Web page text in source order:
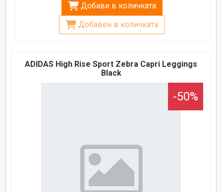
Добави в количката
Добавен в количката
ADIDAS High Rise Sport Zebra Capri Leggings
Black
-50%